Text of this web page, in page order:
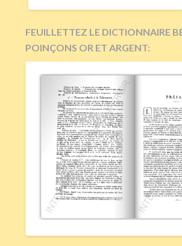
FEUILLETTEZ LE DICTIONNAIRE
POINÇONS OR ET ARGENT: